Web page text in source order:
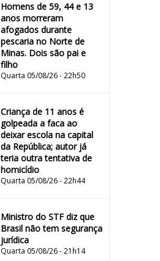
Homens de 59, 44 e 13
anos morreram
afogados durante
pescaria no Norte de
Minas. Dois são pai e
filho
Quarta 05/08/26 - 22h50
Criança de 11 anos é
golpeada a faca ao
deixar escola na capital
da República; autor já
teria outra tentativa de
homicídio
Quarta 05/08/26 - 22h44
Ministro do STF diz que
Brasil não tem segurança
jurídica
Quarta 05/08/26 - 21h14